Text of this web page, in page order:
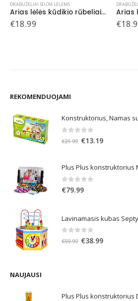
DRABUŽĖLIAI 50 CM LĖLĖMS
Arias lėlės kūdikio rūbeliai, 50 cm V10
€18.99 €
REKOMENDUOJAMI
Konstruktorius, Namas
out of 5
€21.99 Original
€21.99.
€13.19Current
€13.19.
Plus Plus konstruktorius
0out of 5
€79.99
Lavinamasis kubas
out of 5
€59.99 Original
€38.99Current
NAUJAUSI